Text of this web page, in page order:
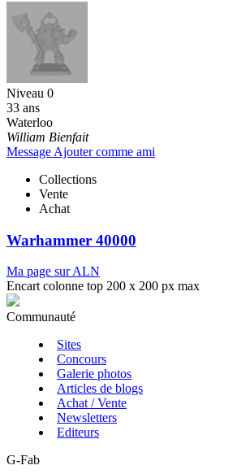
Niveau 0
33 ans
Waterloo
William Bienfait
Message Ajouter comme ami
Collections
Vente
Achat
Warhammer 40000
Ma page sur ALN
Encart colonne top 200 x 200 px max
Communauté
Sites
Concours
Galerie photos
Articles de blogs
Achat / Vente
Newsletters
Editeurs
G-Fab